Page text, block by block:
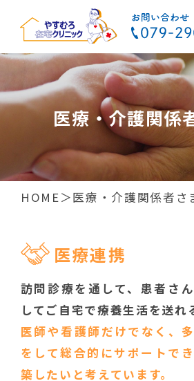
医療・介護関係
HOME 医療・介護関係者さ
医療連携
訪問診療を通して、患者さ
してご自宅で療養生活を送れ
医師や看護師だけでなく、
をして総合的にサポートで
築したいと考えています。